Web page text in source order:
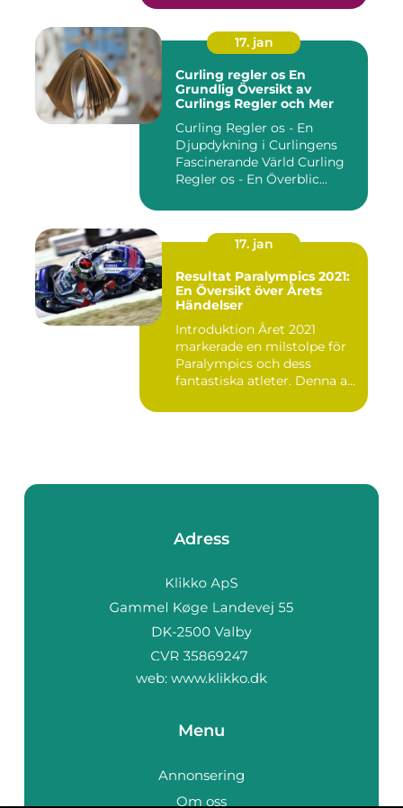
17. jan
Curling regler os En
Grundlig Översikt av
Curlings Regler och Mer
Curling Regler os - En
Djupdykning i Curlingens
Fascinerande Värld Curling
Regler os - En Överblic...
17. jan
Resultat Paralympics 2021:
En Översikt över Årets
Händelser
Introduktion Året 2021
markerade en milstolpe för
Paralympics och dess
fantastiska atleter. Denna a...
Adress
web: www.klikko.dk
Menu
Annonsering
Om oss